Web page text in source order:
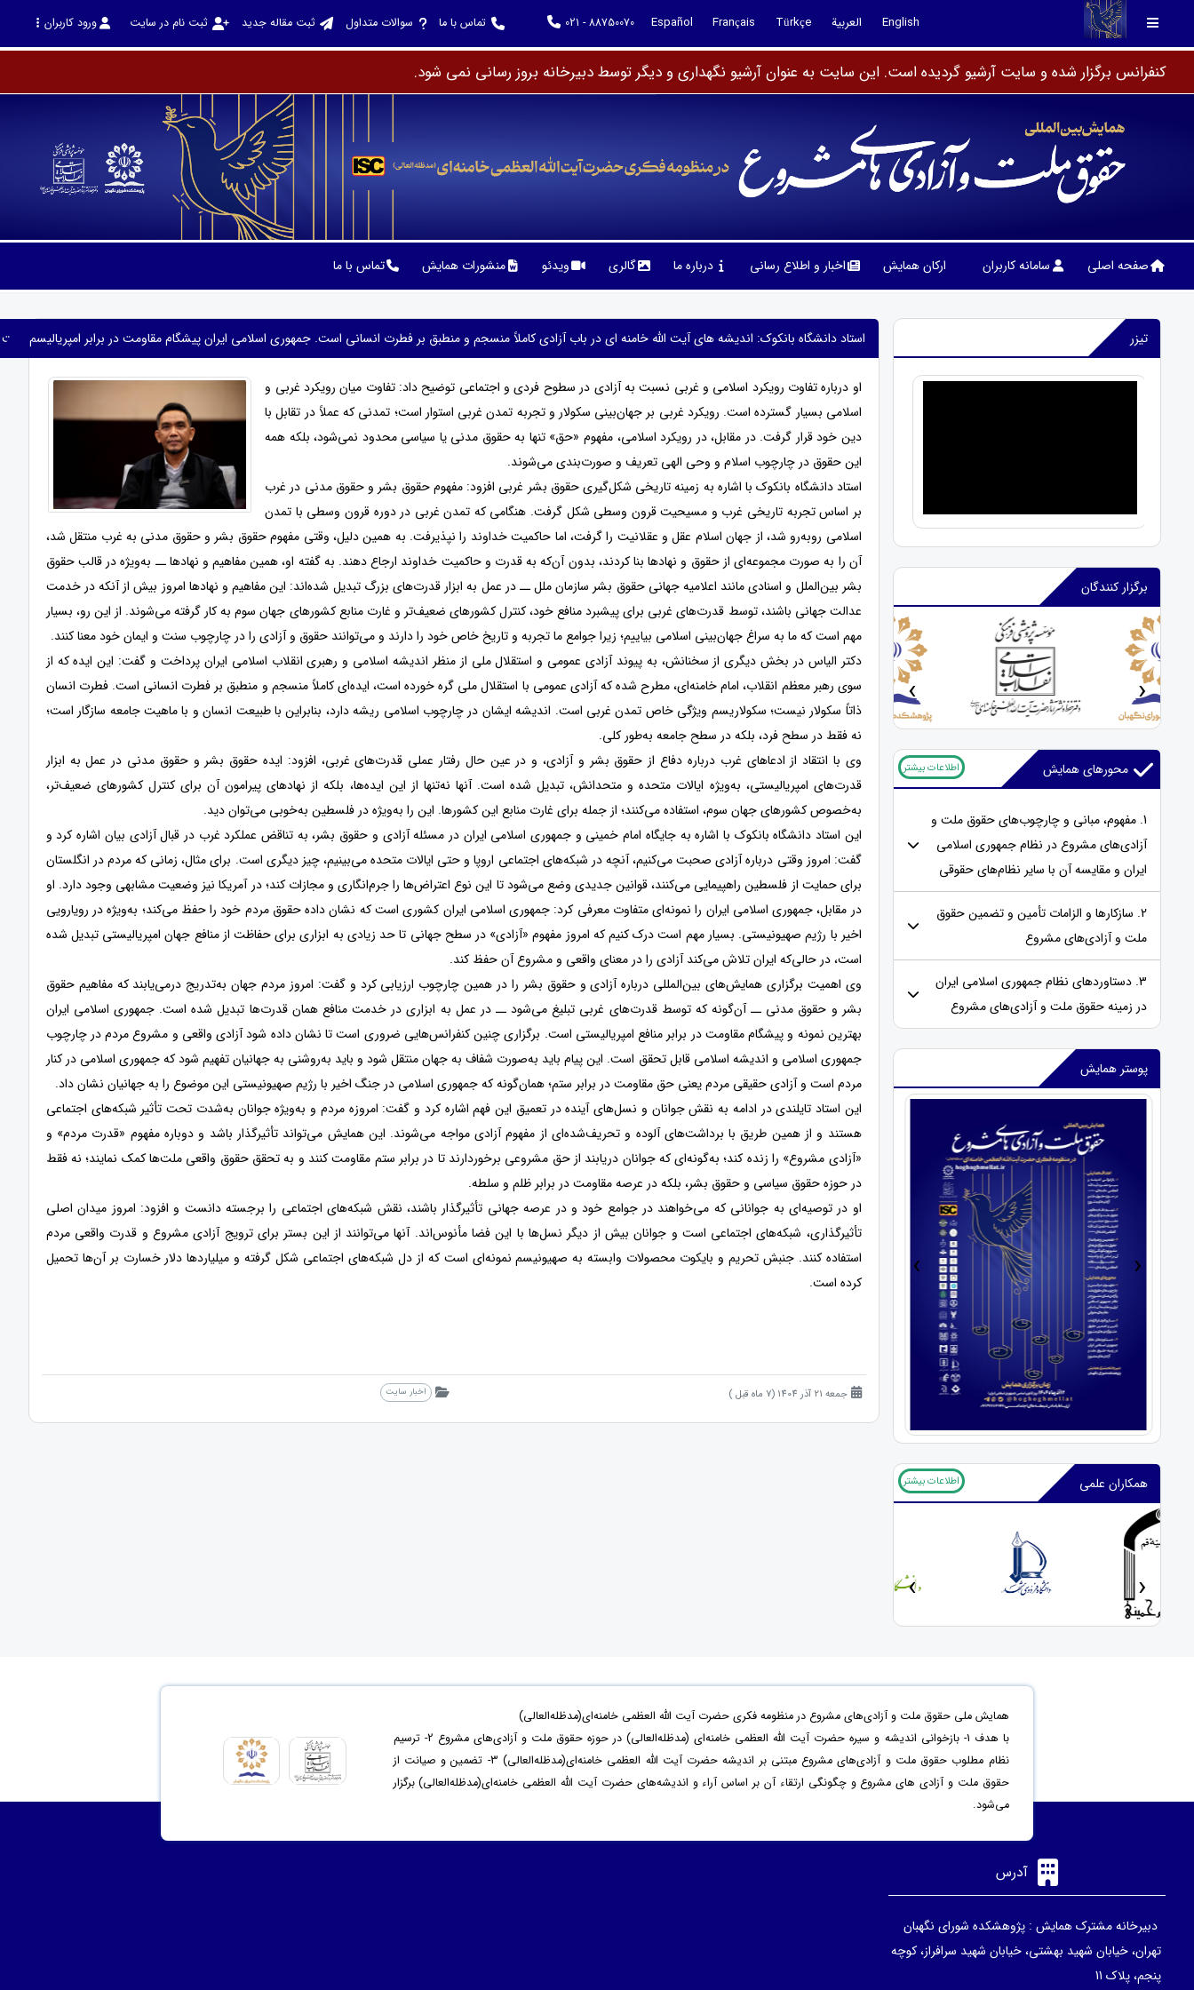
English العربية Türkçe
Français
Español
021 - 88750070 تماس با ما سوالات متداول ثبت مقاله جدید ثبت نام در سایت ورود کاربران
کنفرانس برگزار شده و سایت آرشیو گردیده است. این سایت به عنوان آرشیو نگهداری و دیگر توسط دبیرخانه بروز رسانی نمی شود.
صفحه اصلی سامانه کاربران ارکان همایش اخبار و اطلاع رسانی درباره ما گالری ویدئو منشورات همایش تماس با ما
تیزر
برگزار کنندگان
‹ ›
محورهای همایش اطلاعات بیشتر
1. مفهوم، مبانی و چارچوب‌های حقوق ملت و
آزادی‌های مشروع در نظام جمهوری اسلامی
ایران و مقایسه‌ آن با سایر نظام‌های حقوقی
2. سازکارها و الزامات تأمین و تضمین حقوق
ملت و آزادی‌های مشروع
3. دستاوردهای نظام جمهوری اسلامی ایران
در زمینه حقوق ملت و آزادی‌های مشروع
پوستر همایش
› ‹
همکاران علمی اطلاعات بیشتر
‹ ›
استاد دانشگاه بانکوک: اندیشه های آیت الله خامنه ای در باب آزادی کاملاً منسجم و منطبق بر فطرت انسانی است. جمهوری اسلامی ایران پیشگام مقاومت در برابر امپریالیسم است
او درباره تفاوت رویکرد اسلامی و غربی نسبت به آزادی در سطوح فردی و اجتماعی توضیح داد: تفاوت میان رویکرد غربی و
اسلامی بسیار گسترده است. رویکرد غربی بر جهان‌بینی سکولار و تجربه تمدن غربی استوار است؛ تمدنی که عملاً در تقابل با
دین خود قرار گرفت. در مقابل، در رویکرد اسلامی، مفهوم «حق» تنها به حقوق مدنی یا سیاسی محدود نمی‌شود، بلکه همه
این حقوق در چارچوب اسلام و وحی الهی تعریف و صورت‌بندی می‌شوند.
استاد دانشگاه بانکوک با اشاره به زمینه تاریخی شکل‌گیری حقوق بشر غربی افزود: مفهوم حقوق بشر و حقوق مدنی در غرب
بر اساس تجربه تاریخی غرب و مسیحیت قرون وسطی شکل گرفت. هنگامی که تمدن غربی در دوره قرون وسطی با تمدن
اسلامی روبه‌رو شد، از جهان اسلام عقل و عقلانیت را گرفت، اما حاکمیت خداوند را نپذیرفت. به همین دلیل، وقتی مفهوم حقوق بشر و حقوق مدنی به غرب منتقل شد،
آن را به صورت مجموعه‌ای از حقوق و نهادها بنا کردند، بدون آن‌که به قدرت و حاکمیت خداوند ارجاع دهند. به گفته او، همین مفاهیم و نهادها ــ به‌ویژه در قالب حقوق
بشر بین‌الملل و اسنادی مانند اعلامیه جهانی حقوق بشر سازمان ملل ــ در عمل به ابزار قدرت‌های بزرگ تبدیل شده‌اند: این مفاهیم و نهادها امروز بیش از آنکه در خدمت
عدالت جهانی باشند، توسط قدرت‌های غربی برای پیشبرد منافع خود، کنترل کشورهای ضعیف‌تر و غارت منابع کشورهای جهان سوم به کار گرفته می‌شوند. از این رو، بسیار
مهم است که ما به سراغ جهان‌بینی اسلامی بیاییم؛ زیرا جوامع ما تجربه و تاریخ خاص خود را دارند و می‌توانند حقوق و آزادی را در چارچوب سنت و ایمان خود معنا کنند.
دکتر الیاس در بخش دیگری از سخنانش، به پیوند آزادی عمومی و استقلال ملی از منظر اندیشه اسلامی و رهبری انقلاب اسلامی ایران پرداخت و گفت: این ایده که از
سوی رهبر معظم انقلاب، امام خامنه‌ای، مطرح شده که آزادی عمومی با استقلال ملی گره خورده است، ایده‌ای کاملاً منسجم و منطبق بر فطرت انسانی است. فطرت انسان
ذاتاً سکولار نیست؛ سکولاریسم ویژگی خاص تمدن غربی است. اندیشه ایشان در چارچوب اسلامی ریشه دارد، بنابراین با طبیعت انسان و با ماهیت جامعه سازگار است؛
نه فقط در سطح فرد، بلکه در سطح جامعه به‌طور کلی.
وی با انتقاد از ادعاهای غرب درباره دفاع از حقوق بشر و آزادی، و در عین حال رفتار عملی قدرت‌های غربی، افزود: ایده حقوق بشر و حقوق مدنی در عمل به ابزار
قدرت‌های امپریالیستی، به‌ویژه ایالات متحده و متحدانش، تبدیل شده است. آنها نه‌تنها از این ایده‌ها، بلکه از نهادهای پیرامون آن برای کنترل کشورهای ضعیف‌تر،
به‌خصوص کشورهای جهان سوم، استفاده می‌کنند؛ از جمله برای غارت منابع این کشورها. این را به‌ویژه در فلسطین به‌خوبی می‌توان دید.
این استاد دانشگاه بانکوک با اشاره به جایگاه امام خمینی و جمهوری اسلامی ایران در مسئله آزادی و حقوق بشر، به تناقض عملکرد غرب در قبال آزادی بیان اشاره کرد و
گفت: امروز وقتی درباره آزادی صحبت می‌کنیم، آنچه در شبکه‌های اجتماعی اروپا و حتی ایالات متحده می‌بینیم، چیز دیگری است. برای مثال، زمانی که مردم در انگلستان
برای حمایت از فلسطین راهپیمایی می‌کنند، قوانین جدیدی وضع می‌شود تا این نوع اعتراض‌ها را جرم‌انگاری و مجازات کند؛ در آمریکا نیز وضعیت مشابهی وجود دارد. او
در مقابل، جمهوری اسلامی ایران را نمونه‌ای متفاوت معرفی کرد: جمهوری اسلامی ایران کشوری است که نشان داده حقوق مردم خود را حفظ می‌کند؛ به‌ویژه در رویارویی
اخیر با رژیم صهیونیستی. بسیار مهم است درک کنیم که امروز مفهوم «آزادی» در سطح جهانی تا حد زیادی به ابزاری برای حفاظت از منافع جهان امپریالیستی تبدیل شده
است، در حالی‌که ایران تلاش می‌کند آزادی را در معنای واقعی و مشروع آن حفظ کند.
وی اهمیت برگزاری همایش‌های بین‌المللی درباره آزادی و حقوق بشر را در همین چارچوب ارزیابی کرد و گفت: امروز مردم جهان به‌تدریج درمی‌یابند که مفاهیم حقوق
بشر و حقوق مدنی ــ آن‌گونه که توسط قدرت‌های غربی تبلیغ می‌شود ــ در عمل به ابزاری در خدمت منافع همان قدرت‌ها تبدیل شده است. جمهوری اسلامی ایران
بهترین نمونه و پیشگام مقاومت در برابر منافع امپریالیستی است. برگزاری چنین کنفرانس‌هایی ضروری است تا نشان داده شود آزادی واقعی و مشروع مردم در چارچوب
جمهوری اسلامی و اندیشه اسلامی قابل تحقق است. این پیام باید به‌صورت شفاف به جهان منتقل شود و باید به‌روشنی به جهانیان تفهیم شود که جمهوری اسلامی در کنار
مردم است و آزادی حقیقی مردم یعنی حق مقاومت در برابر ستم؛ همان‌گونه که جمهوری اسلامی در جنگ اخیر با رژیم صهیونیستی این موضوع را به جهانیان نشان داد.
این استاد تایلندی در ادامه به نقش جوانان و نسل‌های آینده در تعمیق این فهم اشاره کرد و گفت: امروزه مردم و به‌ویژه جوانان به‌شدت تحت تأثیر شبکه‌های اجتماعی
هستند و از همین طریق با برداشت‌های آلوده و تحریف‌شده‌ای از مفهوم آزادی مواجه می‌شوند. این همایش می‌تواند تأثیرگذار باشد و دوباره مفهوم «قدرت مردم» و
«آزادی مشروع» را زنده کند؛ به‌گونه‌ای که جوانان دریابند از حق مشروعی برخوردارند تا در برابر ستم مقاومت کنند و به تحقق حقوق واقعی ملت‌ها کمک نمایند؛ نه فقط
در حوزه حقوق سیاسی و حقوق بشر، بلکه در عرصه مقاومت در برابر ظلم و سلطه.
او در توصیه‌ای به جوانانی که می‌خواهند در جوامع خود و در عرصه جهانی تأثیرگذار باشند، نقش شبکه‌های اجتماعی را برجسته دانست و افزود: امروز میدان اصلی
تأثیرگذاری، شبکه‌های اجتماعی است و جوانان بیش از دیگر نسل‌ها با این فضا مأنوس‌اند. آنها می‌توانند از این بستر برای ترویج آزادی مشروع و قدرت واقعی مردم
استفاده کنند. جنبش تحریم و بایکوت محصولات وابسته به صهیونیسم نمونه‌ای است که از دل شبکه‌های اجتماعی شکل گرفته و میلیاردها دلار خسارت بر آن‌ها تحمیل
کرده است.
جمعه 21 آذر 1404 (7 ماه قبل ) اخبار سایت
همایش ملی حقوق ملت و آزادی‌های مشروع در منظومه فکری حضرت آیت الله العظمی خامنه‌ای(مدظله‌العالی)
با هدف 1- بازخوانی اندیشه‌ و سیره‌ حضرت آیت الله العظمی خامنه‌ای (مدظله‌العالی) در حوزه‌ حقوق ملت و آزادی‌های مشروع 2- ترسیم
نظام مطلوب حقوق ملت و آزادی‌های مشروع مبتنی بر اندیشه حضرت آیت الله العظمی خامنه‌ای(مدظله‌العالی) 3- تضمین و صیانت از
حقوق ملت و آزادی های مشروع و چگونگی ارتقاء آن بر اساس آراء و اندیشه‌های حضرت آیت الله العظمی خامنه‌ای(مدظله‌العالی) برگزار
می‌شود.
آدرس
دبیرخانه مشترک همایش : پژوهشکده شورای نگهبان
تهران، خیابان شهید بهشتی، خیابان شهید سرافراز، کوچه
پنجم، پلاک 11